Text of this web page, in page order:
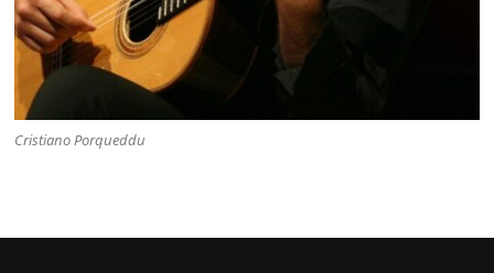
Cristiano Porqueddu